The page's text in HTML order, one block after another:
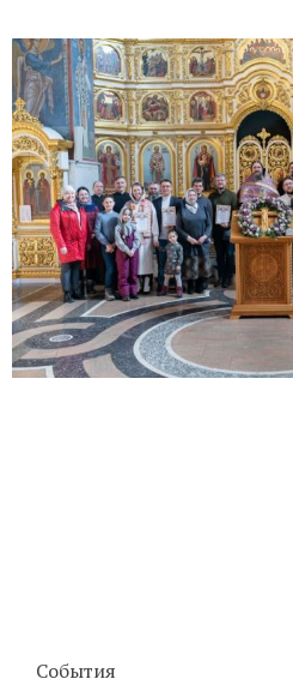
События